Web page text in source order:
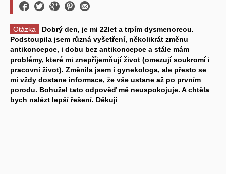
Otázka
Dobrý den, je mi 22let a trpím dysmenoreou.
Podstoupila jsem různá vyšetření, několikrát změnu
antikoncepce, i dobu bez antikoncepce a stále mám
problémy, které mi znepříjemňují život (omezují soukromí i
pracovní život). Změnila jsem i gynekologa, ale přesto se
mi vždy dostane informace, že vše ustane až po prvním
porodu. Bohužel tato odpověď mě neuspokojuje. A chtěla
bych nalézt lepší řešení. Děkuji